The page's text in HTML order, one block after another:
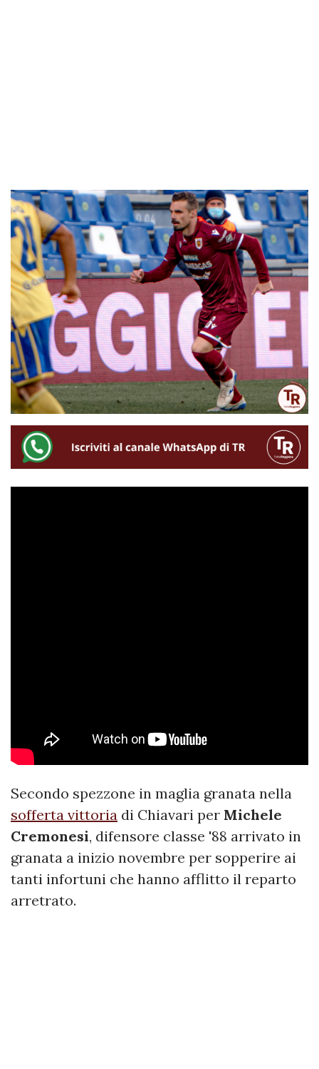
Secondo spezzone in maglia granata nella
sofferta vittoria di Chiavari per Michele
Cremonesi, difensore classe '88 arrivato in
granata a inizio novembre per sopperire ai
tanti infortuni che hanno afflitto il reparto
arretrato.